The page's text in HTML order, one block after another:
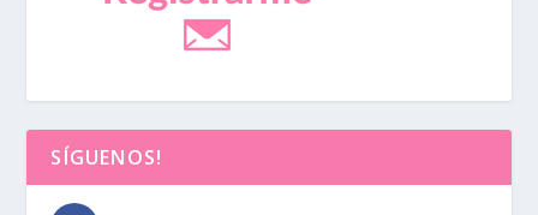
SÍGUENOS!